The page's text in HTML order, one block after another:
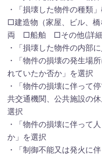
・「損壊した物件の種類
□建造物（家屋、ビル
両 □船舶 □その他(詳
・「損壊した物件の内部
・「物件の損壊の発生場
れていたか否か」を選択
・「物件の損壊に伴って
共交通機関、公共施設の
選択
・「物件の損壊に伴って
か」を選択
・「制御不能又は発火に